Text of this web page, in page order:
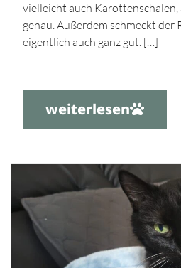
vielleicht auch Karottenschalen,
genau. Außerdem schmeckt der
eigentlich auch ganz gut. […]
weiterlesen